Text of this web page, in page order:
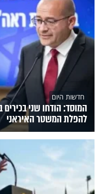
חדשות היום
המוסד: הודחו שני
להפלת המשטר האיראני